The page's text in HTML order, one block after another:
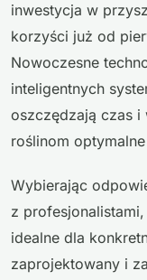
inwestycja w
korzyści już od
Nowoczesne
inteligentnych
oszczędzają czas i
roślinom
Wybierając
z
idealne dla
zaprojektowany i